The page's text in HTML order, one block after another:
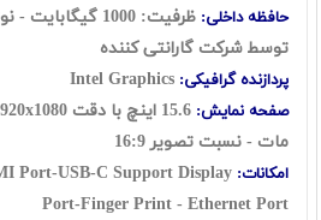
حافظه داخلی: ظرفیت: 1000 گیگابایت - نوع: SSD
توسط شرکت گارانتی کننده
پردازنده گرافیکی:
صفحه نمایش:
مات - نسبت تصویر 16:9
امکانات: Port-USB-C Support Display
Port-Finger Print - Ethernet Port